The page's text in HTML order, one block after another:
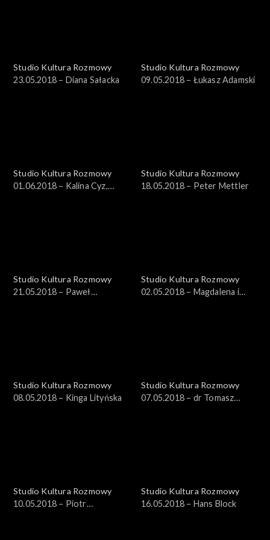
Studio Kultura Rozmowy
23.05.2018 – Diana Sałacka
Studio Kultura Rozmowy
09.05.2018 – Łukasz Adamski
Studio Kultura Rozmowy
01.06.2018 – Kalina Cyz,
Studio Kultura Rozmowy
18.05.2018 – Peter Mettler
Studio Kultura Rozmowy
21.05.2018 – Paweł
Studio Kultura Rozmowy
02.05.2018 – Magdalena i
Studio Kultura Rozmowy
08.05.2018 – Kinga Lityńska
Studio Kultura Rozmowy
07.05.2018 – dr Tomasz
Studio Kultura Rozmowy
10.05.2018 – Piotr
Studio Kultura Rozmowy
16.05.2018 – Hans Block